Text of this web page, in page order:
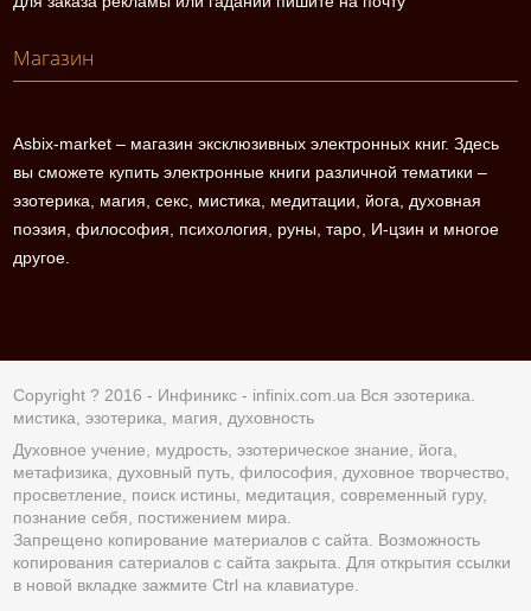
Магазин
Asbix-market – магазин эксклюзивных электронных книг. Здесь
вы сможете купить электронные книги различной тематики –
эзотерика, магия, секс, мистика, медитации, йога, духовная
поэзия, философия, психология, руны, таро, И-цзин и многое
другое.
Copyright ? 2016 - Инфиникс - infinix.com.ua Вся эзотерика.
мистика, эзотерика, магия, духовность
Духовное учение, мудрость, эзотерическое знание, йога,
метафизика, духовный путь, философия, духовное творчество,
просветление, поиск истины, медитация, современный гуру,
познание себя, постижением мира.
Запрещено копирование материалов с сайта. Возможность
копирования сатериалов с сайта закрыта. Для открытия ссылки
в новой вкладке зажмите Ctrl на клавиатуре.